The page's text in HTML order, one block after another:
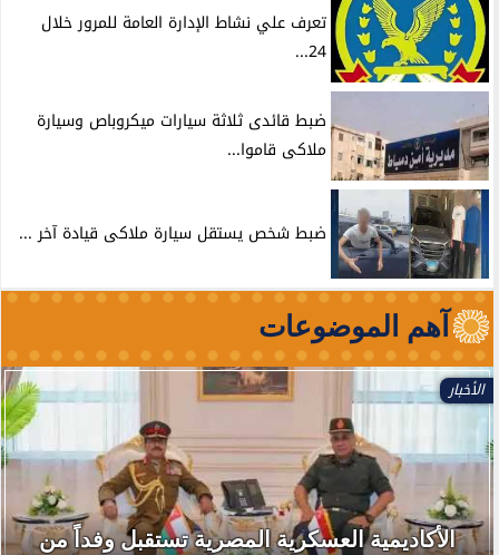
تعرف علي نشاط الإدارة العامة للمرور خلال
24...
ضبط قائدى ثلاثة سيارات ميكروباص وسيارة
ملاكى قاموا...
ضبط شخص يستقل سيارة ملاكى قيادة آخر ...
آهم الموضوعات
الأخبار
الأكاديمية العسكرية المصرية تستقبل وفداً من